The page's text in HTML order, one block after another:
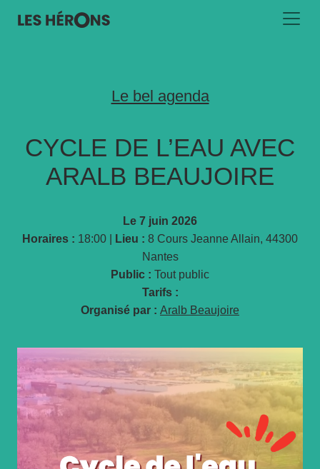
Le bel agenda
CYCLE DE L’EAU AVEC
ARALB BEAUJOIRE
Le 7 juin 2026
Horaires : 18:00 | Lieu : 8 Cours Jeanne Allain, 44300
Nantes
Public : Tout public
Tarifs :
Organisé par : Aralb Beaujoire